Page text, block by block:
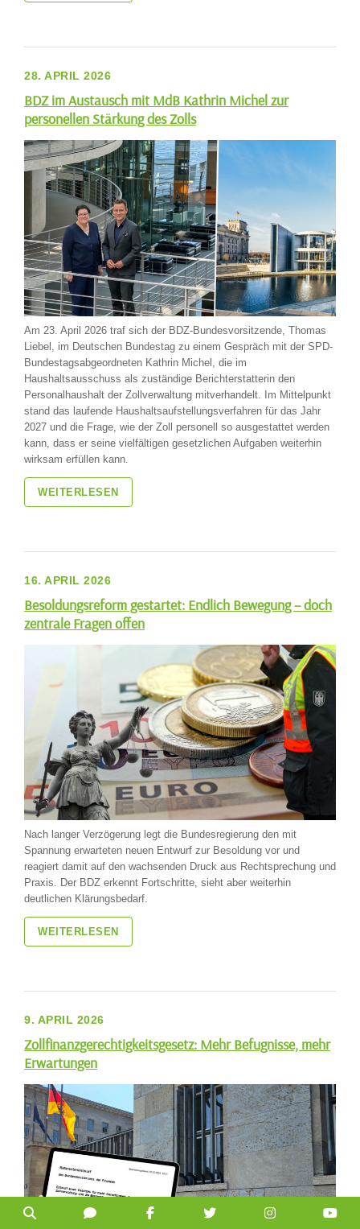
28. APRIL 2026
BDZ im Austausch mit MdB Kathrin Michel zur
personellen Stärkung des Zolls
Am 23. April 2026 traf sich der BDZ-Bundesvorsitzende, Thomas
Liebel, im Deutschen Bundestag zu einem Gespräch mit der SPD-
Bundestagsabgeordneten Kathrin Michel, die im
Haushaltsausschuss als zuständige Berichterstatterin den
Personalhaushalt der Zollverwaltung mitverhandelt. Im Mittelpunkt
stand das laufende Haushaltsaufstellungsverfahren für das Jahr
2027 und die Frage, wie der Zoll personell so ausgestattet werden
kann, dass er seine vielfältigen gesetzlichen Aufgaben weiterhin
wirksam erfüllen kann.
WEITERLESEN
16. APRIL 2026
Besoldungsreform gestartet: Endlich Bewegung – doch
zentrale Fragen offen
Nach langer Verzögerung legt die Bundesregierung den mit
Spannung erwarteten neuen Entwurf zur Besoldung vor und
reagiert damit auf den wachsenden Druck aus Rechtsprechung und
Praxis. Der BDZ erkennt Fortschritte, sieht aber weiterhin
deutlichen Klärungsbedarf.
WEITERLESEN
9. APRIL 2026
Zollfinanzgerechtigkeitsgesetz: Mehr Befugnisse, mehr
Erwartungen